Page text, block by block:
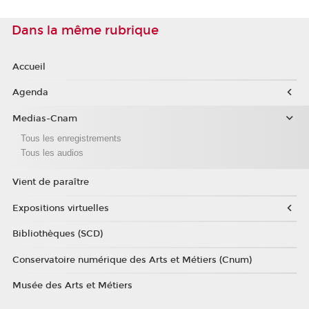
Dans la même rubrique
Accueil
Agenda
Medias-Cnam
Tous les enregistrements
Tous les audios
Vient de paraître
Expositions virtuelles
Bibliothèques (SCD)
Conservatoire numérique des Arts et Métiers (Cnum)
Musée des Arts et Métiers